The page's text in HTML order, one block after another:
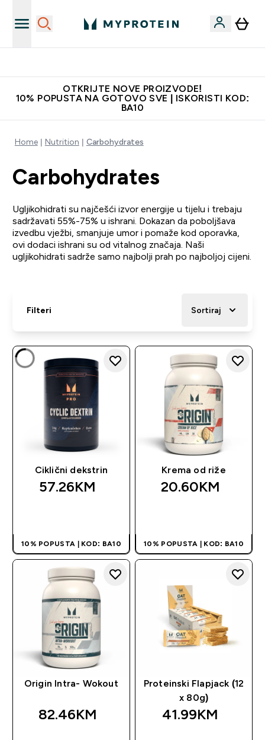
OTKRIJTE NOVE PROIZVODE!
10% POPUSTA NA GOTOVO SVE | ISKORISTI KOD:
BA10
Home Nutrition Carbohydrates
Carbohydrates
Ugljikohidrati su najčešći izvor energije u tijelu i trebaju
sadržavati 55%-75% u ishrani. Dokazan da poboljšava
izvedbu vježbi, smanjuje umor i pomaže kod oporavka,
ovi dodaci ishrani su od vitalnog značaja. Naši
ugljikohidrati sadrže samo najbolji prah po najboljoj cijeni.
Filteri Sortiraj
Ciklični dekstrin
57.26KM‎
10% POPUSTA | KOD: BA10
Krema od riže
20.60KM‎
10% POPUSTA | KOD: BA10
Origin Intra- Wokout
82.46KM‎
Proteinski Flapjack (12
x 80g)
41.99KM‎